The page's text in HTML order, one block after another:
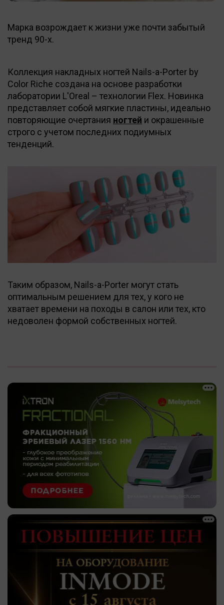
Марка возрождает к жизни уже почти забытый
тренд 90-х.
Коллекция накладных ногтей Nails-a-Porter by
Color Riche создана на основе разработки
лаборатории L'Oreal – технологии Flex. Новинка
представляет собой мягкие пластины, идеально
повторяющие очертания ногтей и окрашенные
строго с учетом последних подиумных
тенденций.
Таким образом, Nails-a-Porter могут стать
оптимальным решением для тех, у кого не
хватает времени на походы в салон или тех, кто
недоволен формой собственных ногтей.